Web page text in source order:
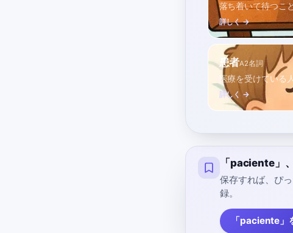
落ち着いて待つこ
詳しく →
患者A2名詞
医療を受けている人
詳しく →
「paciente」
保存すれば、ぴ
録。
「paciente